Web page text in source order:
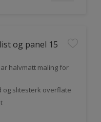
og panel 15
halvmatt maling for
og slitesterk overflate